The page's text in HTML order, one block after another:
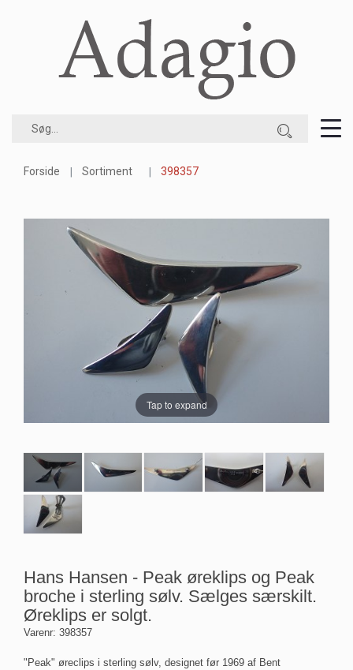
Forside Sortiment 398357
Tap to expand
Hans Hansen - Peak øreklips og Peak
broche i sterling sølv. Sælges særskilt.
Øreklips er solgt.
Varenr: 398357
"Peak" øreclips i sterling sølv, designet før 1969 af Bent